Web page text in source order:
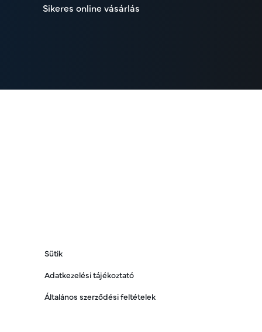
Sikeres online vásárlás
Sütik
Adatkezelési tájékoztató
Általános szerződési feltételek